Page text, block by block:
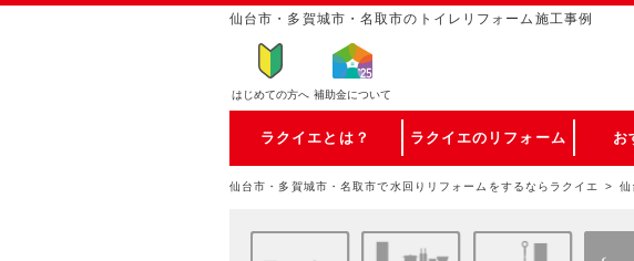
仙台市・多賀城市・名取市のトイレリフォーム施工事例
はじめての方へ 補助金について
ラクイエとは？ ラクイエのリフォーム お
仙台市・多賀城市・名取市で水回りリフォームをするならラクイエ 仙